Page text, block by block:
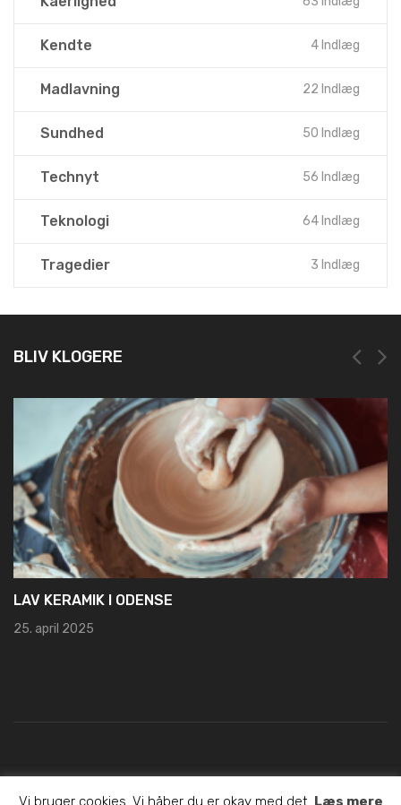
Kendte 4 Indlæg
Madlavning 22 Indlæg
Sundhed 50 Indlæg
Technyt 56 Indlæg
Teknologi 64 Indlæg
Tragedier 3 Indlæg
BLIV KLOGERE
NEM OG HURTIG REGISTRERING HOS
19. marts 2025
Vi bruger cookies. Vi håber du er okay med det. Læs mere